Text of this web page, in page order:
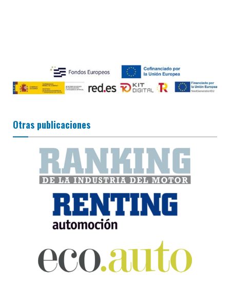
Otras publicaciones